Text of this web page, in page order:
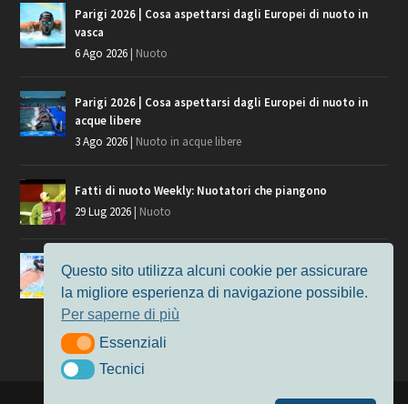
Parigi 2026 | Cosa aspettarsi dagli Europei di nuoto in
vasca
6 Ago 2026| Nuoto
Parigi 2026 | Cosa aspettarsi dagli Europei di nuoto in
acque libere
3 Ago 2026| Nuoto in acque libere
Fatti di nuoto Weekly: Nuotatori che piangono
29 Lug 2026| Nuoto
Giochi del Mediterraneo, i convocati del nuoto per
9 Lug 2026
Nuoto
Questo sito utilizza alcuni cookie per assicurare
la migliore esperienza di navigazione possibile.
Per saperne di più
EssenzialiEssenziali
TecniciTecnici